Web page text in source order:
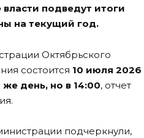
подведут итоги
на текущий год.
Октябрьского
состоится 10 июля 2026
же день, но в 14:00, отчет
подчеркнули,